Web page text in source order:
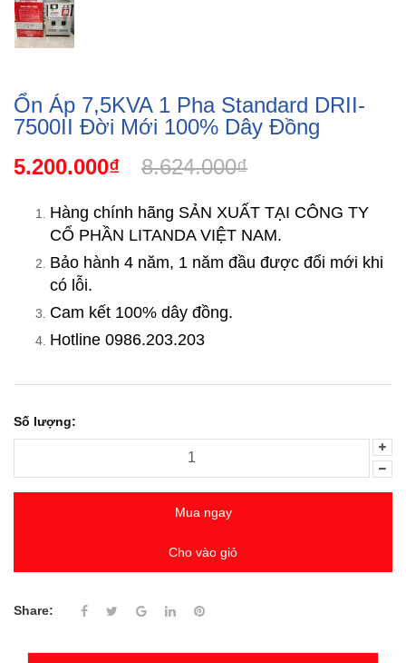
Ổn Áp 7,5KVA 1 Pha Standard DRII-
7500II Đời Mới 100% Dây Đồng
5.200.000₫
8.624.000₫
Hàng chính hãng SẢN XUẤT TẠI CÔNG TY
CỔ PHẦN LITANDA VIỆT NAM.
Bảo hành 4 năm, 1 năm đầu được đổi mới khi
có lỗi.
Cam kết 100% dây đồng.
Hotline 0986.203.203
Số lượng:
Mua ngay
Cho vào giỏ
Share: